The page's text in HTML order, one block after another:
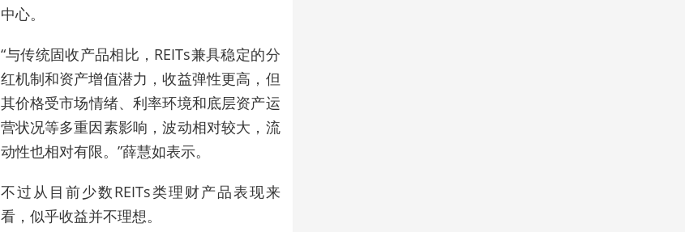
中心。
“与传统固收产品相比， REITs兼具稳定的分
红机制和资产增值潜力，收益弹性更高 ，但
其价格受市场情绪、利率环境和底层资产运
营状况等多重因素影响，波动相对较大 ，流
动性也相对有限。”薛慧如表示。
不过从目前少数REITs类理财产品表现来
看，似乎收益并不理想。